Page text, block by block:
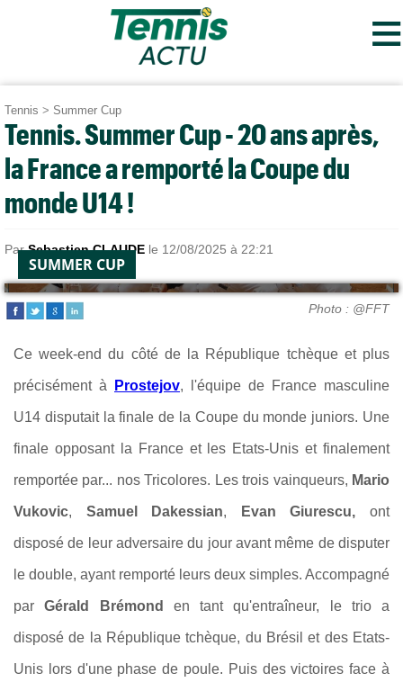
≡
Tennis > Summer Cup
Tennis. Summer Cup - 20 ans après,
la France a remporté la Coupe du
monde U14 !
ParSebastien CLAUDE le 12/08/2025 à 22:21
SUMMER CUP
Photo : @FFT
Ce week-end du côté de la République tchèque et plus
précisément à Prostejov, l'équipe de France masculine
U14 disputait la finale de la Coupe du monde juniors. Une
finale opposant la France et les Etats-Unis et finalement
remportée par... nos Tricolores. Les trois vainqueurs, Mario
Vukovic, Samuel Dakessian, Evan Giurescu, ont
disposé de leur adversaire du jour avant même de disputer
le double, ayant remporté leurs deux simples. Accompagné
par Gérald Brémond en tant qu'entraîneur, le trio a
disposé de la République tchèque, du Brésil et des Etats-
Unis lors d'une phase de poule. Puis des victoires face à